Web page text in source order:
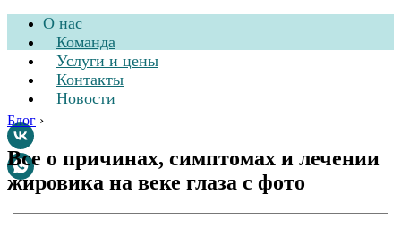
О нас
Команда
Услуги и цены
Контакты
Новости
Стоматологическая
клиника
Блог ›
Все о причинах, симптомах и лечении
жировика на веке глаза с фото